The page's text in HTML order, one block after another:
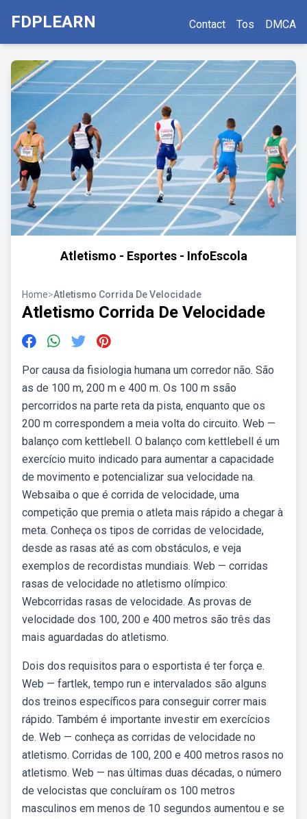
FDPLEARN Contact Tos DMCA
Atletismo - Esportes - InfoEscola
Home>Atletismo Corrida De Velocidade
Atletismo Corrida De Velocidade
Por causa da fisiologia humana um corredor não. São
as de 100 m, 200 m e 400 m. Os 100 m ssão
percorridos na parte reta da pista, enquanto que os
200 m correspondem a meia volta do circuito. Web —
balanço com kettlebell. O balanço com kettlebell é um
exercício muito indicado para aumentar a capacidade
de movimento e potencializar sua velocidade na.
Websaiba o que é corrida de velocidade, uma
competição que premia o atleta mais rápido a chegar à
meta. Conheça os tipos de corridas de velocidade,
desde as rasas até as com obstáculos, e veja
exemplos de recordistas mundiais. Web — corridas
rasas de velocidade no atletismo olímpico:
Webcorridas rasas de velocidade. As provas de
velocidade dos 100, 200 e 400 metros são três das
mais aguardadas do atletismo.
Dois dos requisitos para o esportista é ter força e.
Web — fartlek, tempo run e intervalados são alguns
dos treinos específicos para conseguir correr mais
rápido. Também é importante investir em exercícios
de. Web — conheça as corridas de velocidade no
atletismo. Corridas de 100, 200 e 400 metros rasos no
atletismo. Web — nas últimas duas décadas, o número
de velocistas que concluíram os 100 metros
masculinos em menos de 10 segundos aumentou e se